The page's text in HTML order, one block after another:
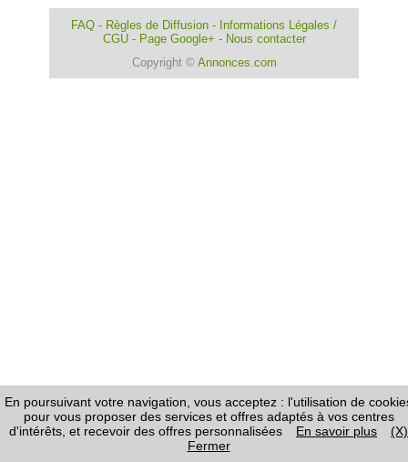
FAQ - Règles de Diffusion - Informations Légales /
CGU- Page Google+ - Nous contacter
Copyright © Annonces.com
En poursuivant votre navigation, vous acceptez : l'utilisation de
pour vous proposer des services et offres adaptés à vos centres
d'intérêts, et recevoir des offres personnalisées
En savoir plus
(X)
Fermer